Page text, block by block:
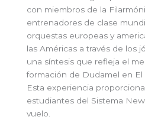
con miembros de la
entrenadores de clase
orquestas europeas y
las Américas a través de los
una síntesis que refleja el
formación de Dudamel en El
Esta experiencia
estudiantes del Sistema
vuelo.